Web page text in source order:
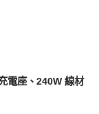
電座、240W 線材